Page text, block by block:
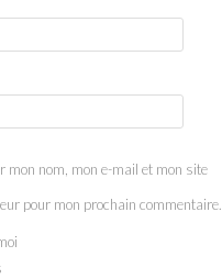
mon nom, mon e-mail et mon site
pour mon prochain commentaire.